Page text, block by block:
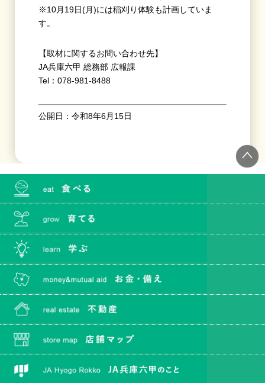
※10月19日(月)には稲刈り体験も計画していま
す。
【取材に関するお問い合わせ先】
JA兵庫六甲 総務部 広報課
Tel：078-981-8488
公開日：令和8年6月15日